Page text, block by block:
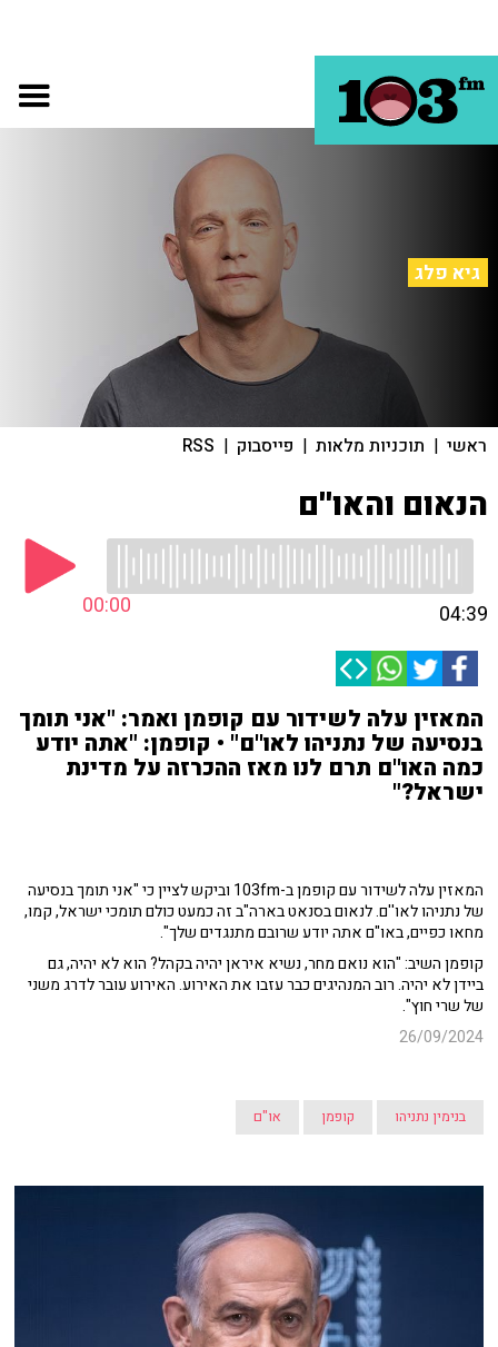
גיא פלג
ראשי | תוכניות מלאות | פייסבוק |
RSS
הנאום והאו''ם
00:00 04:39
המאזין עלה לשידור עם קופמן ואמר: "אני תומך
בנסיעה של נתניהו לאו''ם" • קופמן: "אתה יודע
כמה האו''ם תרם לנו מאז ההכרזה על מדינת
ישראל?"
המאזין עלה לשידור עם קופמן ב-103fm וביקש לציין כי "אני תומך בנסיעה
של נתניהו לאו''ם. לנאום בסנאט בארה"ב זה כמעט כולם תומכי ישראל, קמו,
מחאו כפיים, באו"ם אתה יודע שרובם מתנגדים שלך".
קופמן השיב: "הוא נואם מחר, נשיא איראן יהיה בקהל? הוא לא יהיה, גם
ביידן לא יהיה. רוב המנהיגים כבר עזבו את האירוע. האירוע עובר לדרג משני
של שרי חוץ".
26/09/2024
בנימין נתניהו קופמן או"ם